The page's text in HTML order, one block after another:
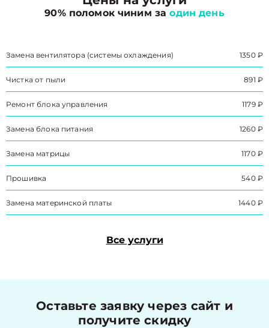
90% поломок чиним заодин день
Замена вентилятора (системы охлаждения) 1350 ₽
Чистка от пыли 891 ₽
Ремонт блока управления 1179 ₽
Замена блока питания 1260 ₽
Замена матрицы 1170 ₽
Прошивка 540 ₽
Замена материнской платы 1440 ₽
Все услуги
Оставьте заявку через сайт и
получите скидку